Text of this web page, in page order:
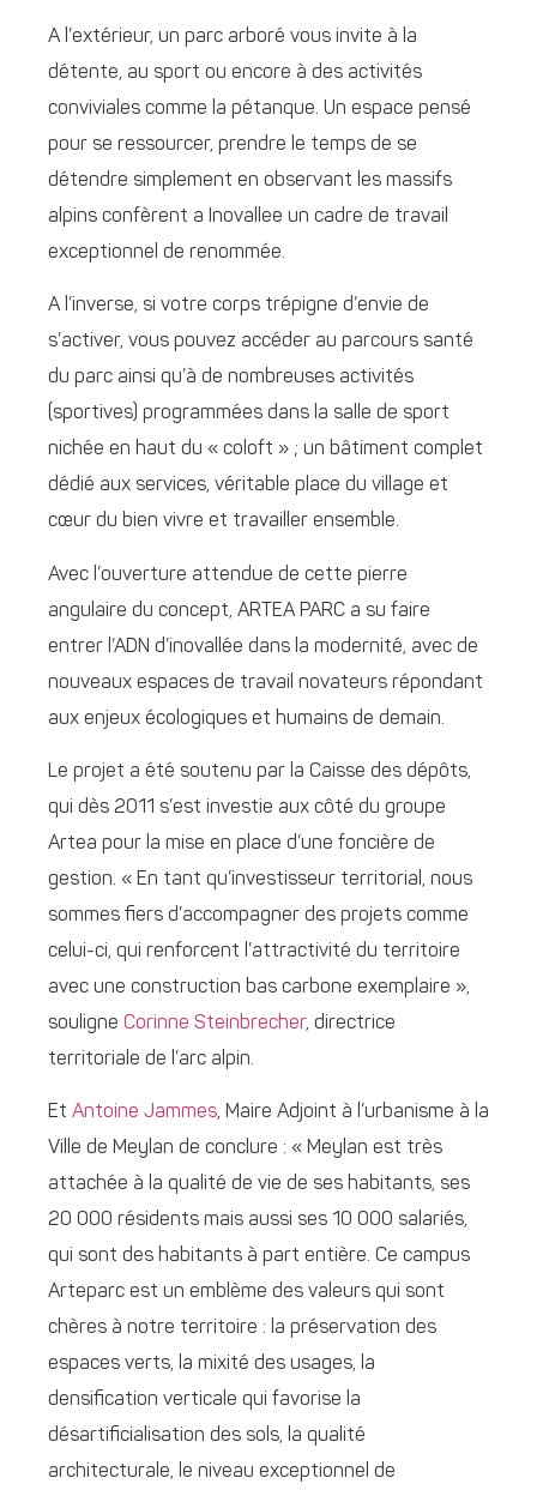
A l’extérieur, un parc arboré vous invite à la
détente, au sport ou encore à des activités
conviviales comme la pétanque. Un espace pensé
pour se ressourcer, prendre le temps de se
détendre simplement en observant les massifs
alpins confèrent a Inovallee un cadre de travail
exceptionnel de renommée.
A l’inverse, si votre corps trépigne d’envie de
s’activer, vous pouvez accéder au parcours santé
du parc ainsi qu’à de nombreuses activités
(sportives) programmées dans la salle de sport
nichée en haut du « coloft » ; un bâtiment complet
dédié aux services, véritable place du village et
cœur du bien vivre et travailler ensemble.
Avec l’ouverture attendue de cette pierre
angulaire du concept, ARTEA PARC a su faire
entrer l’ADN d’inovallée dans la modernité, avec de
nouveaux espaces de travail novateurs répondant
aux enjeux écologiques et humains de demain.
Le projet a été soutenu par la Caisse des dépôts,
qui dès 2011 s’est investie aux côté du groupe
Artea pour la mise en place d’une foncière de
gestion. « En tant qu’investisseur territorial, nous
sommes fiers d’accompagner des projets comme
celui-ci, qui renforcent l’attractivité du territoire
avec une construction bas carbone exemplaire »,
souligne Corinne Steinbrecher, directrice
territoriale de l’arc alpin.
Et Antoine Jammes, Maire Adjoint à l’urbanisme à la
Ville de Meylan de conclure : « Meylan est très
attachée à la qualité de vie de ses habitants, ses
20 000 résidents mais aussi ses 10 000 salariés,
qui sont des habitants à part entière. Ce campus
Arteparc est un emblème des valeurs qui sont
chères à notre territoire : la préservation des
espaces verts, la mixité des usages, la
densification verticale qui favorise la
désartificialisation des sols, la qualité
architecturale, le niveau exceptionnel de